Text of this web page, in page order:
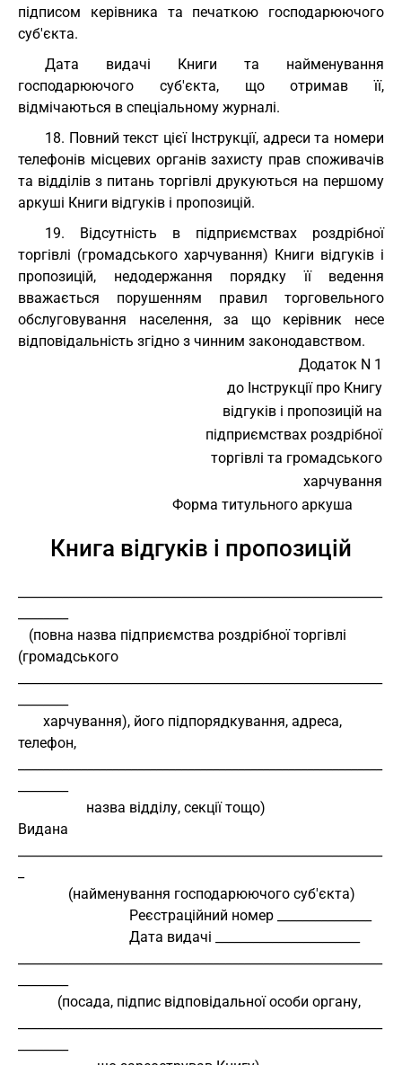
підписом керівника та печаткою господарюючого
суб'єкта.
Дата видачі Книги та найменування
господарюючого суб'єкта, що отримав її,
відмічаються в спеціальному журналі.
18. Повний текст цієї Інструкції, адреси та номери
телефонів місцевих органів захисту прав споживачів
та відділів з питань торгівлі друкуються на першому
аркуші Книги відгуків і пропозицій.
19. Відсутність в підприємствах роздрібної
торгівлі (громадського харчування) Книги відгуків і
пропозицій, недодержання порядку її ведення
вважається порушенням правил торговельного
обслуговування населення, за що керівник несе
відповідальність згідно з чинним законодавством.
Додаток N 1
до Інструкції про Книгу
відгуків і пропозицій на
підприємствах роздрібної
торгівлі та громадського
харчування
                                           Форма титульного аркуша
Книга відгуків і пропозицій
(громадського
телефон,
                   назва відділу, секції тощо)
Видана
              (найменування господарюючого суб'єкта)
                               Реєстраційний номер _______________
                               Дата видачі _______________________
           (посада, підпис відповідальної особи органу,